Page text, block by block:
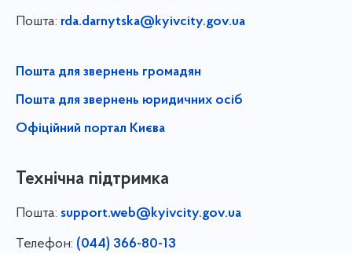
Пошта: rda.darnytska@kyivcity.gov.ua
Пошта для звернень громадян
Пошта для звернень юридичних осіб
Офіційний портал Києва
Технічна підтримка
Пошта: support.web@kyivcity.gov.ua
Телефон: (044) 366-80-13